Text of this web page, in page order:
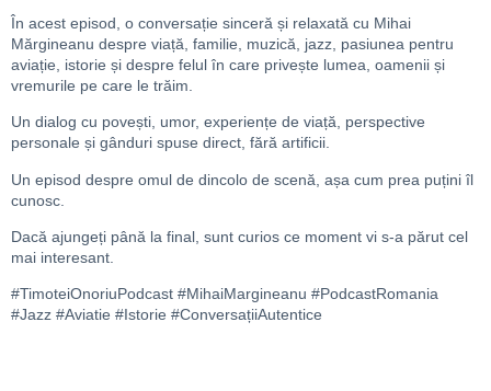
În acest episod, o conversație sinceră și relaxată cu Mihai
Mărgineanu despre viață, familie, muzică, jazz, pasiunea pentru
aviație, istorie și despre felul în care privește lumea, oamenii și
vremurile pe care le trăim.
Un dialog cu povești, umor, experiențe de viață, perspective
personale și gânduri spuse direct, fără artificii.
Un episod despre omul de dincolo de scenă, așa cum prea puțini îl
cunosc.
Dacă ajungeți până la final, sunt curios ce moment vi s-a părut cel
mai interesant.
#TimoteiOnoriuPodcast #MihaiMargineanu #PodcastRomania
#Jazz #Aviatie #Istorie #ConversațiiAutentice